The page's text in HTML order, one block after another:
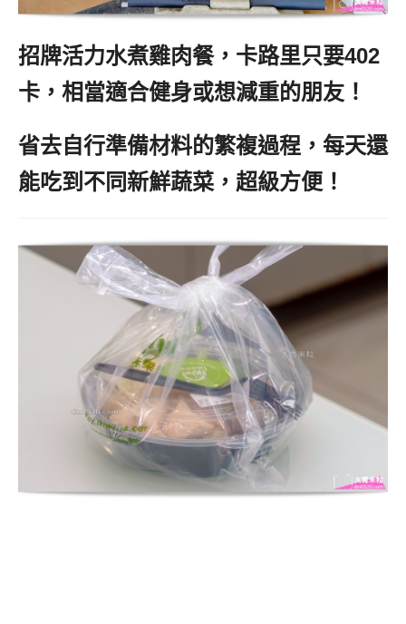
招牌活力水煮雞肉餐，卡路里只要402
卡，相當適合健身或想減重的朋友！
省去自行準備材料的繁複過程，每天還
能吃到不同新鮮蔬菜，超級方便！